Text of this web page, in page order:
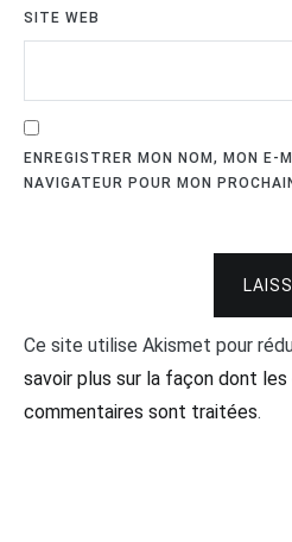
SITE WEB
ENREGISTRER MON NOM, MON E-
NAVIGATEUR POUR MON
Ce site utilise Akismet pour
savoir plus sur la façon dont
commentaires sont traitées.